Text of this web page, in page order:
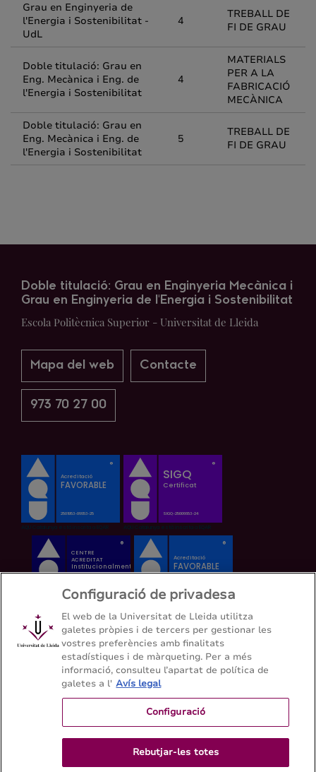
Grau en Enginyeria de
l'Energia i Sostenibilitat -
UdL
4
TREBALL DE
FI DE GRAU
Doble titulació: Grau en
Eng. Mecànica i Eng. de
l'Energia i Sostenibilitat
4
MATERIALS
PER A LA
FABRICACIÓ
MECÀNICA
Doble titulació: Grau en
Eng. Mecànica i Eng. de
l'Energia i Sostenibilitat
5
TREBALL DE
FI DE GRAU
Doble titulació: Grau en Enginyeria Mecànica i
Grau en Enginyeria de l'Energia i Sostenibilitat
Escola Politècnica Superior - Universitat de Lleida
Mapa del web Contacte
973 70 27 00
Configuració de privadesa
El web de la Universitat de Lleida utilitza
galetes pròpies i de tercers per gestionar les
vostres preferències amb finalitats
estadístiques i de màrqueting. Per a més
informació, consulteu l’apartat de política de
galetes a l' Avís legal
Configuració
Rebutjar-les totes